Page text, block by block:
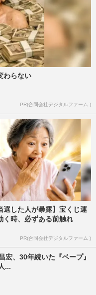
わらない
PR(合同会社デジタルファーム )
選した人が暴露】宝くじ運
く時、必ずある前触れ
PR(合同会社デジタルファーム )
宏、30年続いた『ベープ』
...